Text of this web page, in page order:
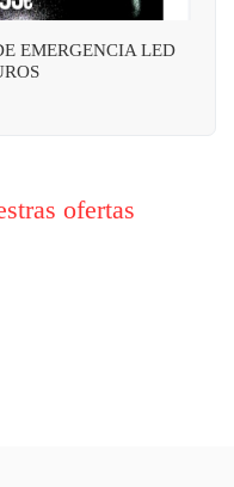
EMERGENCIA LED
ofertas